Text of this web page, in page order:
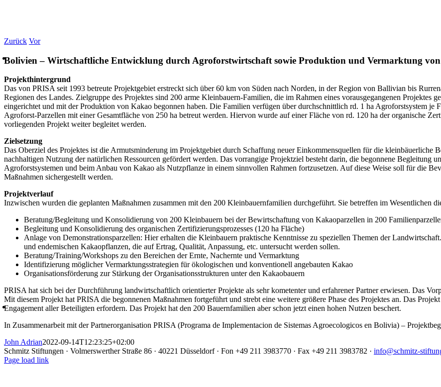
Zurück Vor
Bolivien – Wirtschaftliche Entwicklung durch Agroforstwirtschaft sowie Produktion und Vermarktung
Projekthintergrund
Das von PRISA seit 1993 betreute Projektgebiet erstreckt sich über 60 km von Süden nach Norden, in der Region von Ballivian bis
Regionen des Landes. Zielgruppe des Projektes sind 200 arme Kleinbauern-Familien, die im Rahmen eines vorausgegangenen Projektes
eingerichtet und mit der Produktion von Kakao begonnen haben. Die Familien verfügen über durchschnittlich rd. 1 ha Agroforstsystem je
Agroforst-Parzellen mit einer Gesamtfläche von 250 ha betreut werden. Hiervon wurde auf einer Fläche von rd. 120 ha der organische
vorliegenden Projekt weiter begleitet werden.
Zielsetzung
Das Oberziel des Projektes ist die Armutsminderung im Projektgebiet durch Schaffung neuer Einkommensquellen für die
nachhaltigen Nutzung der natürlichen Ressourcen gefördert werden. Das vorrangige Projektziel besteht darin, die begonnene Begleitung
Agroforstsystemen und beim Anbau von Kakao als Nutzpflanze in einem sinnvollen Rahmen fortzusetzen. Auf diese Weise soll für die
Maßnahmen sichergestellt werden.
Projektverlauf
Inzwischen wurden die geplanten Maßnahmen zusammen mit den 200 Kleinbauernfamilien durchgeführt. Sie betreffen im Wesentlichen
Beratung/Begleitung und Konsolidierung von 200 Kleinbauern bei der Bewirtschaftung von Kakaoparzellen in 200
Begleitung und Konsolidierung des organischen Zertifizierungsprozesses (120 ha Fläche)
Anlage von Demonstrationsparzellen: Hier erhalten die Kleinbauern praktische Kenntnisse zu speziellen Themen der
und endemischen Kakaopflanzen, die auf Ertrag, Qualität, Anpassung, etc. untersucht werden sollen.
Beratung/Training/Workshops zu den Bereichen der Ernte, Nachernte und Vermarktung
Identifizierung möglicher Vermarktungsstrategien für ökologischen und konventionell angebauten Kakao
Organisationsförderung zur Stärkung der Organisationsstrukturen unter den Kakaobauern
PRISA hat sich bei der Durchführung landwirtschaftlich orientierter Projekte als sehr kometenter und erfahrener Partner erwiesen. Das
Mit diesem Projekt hat PRISA die begonnenen Maßnahmen fortgeführt und strebt eine weitere größere Phase des Projektes an. Das
Engagement aller Beteiligten erfordern. Das Projekt hat den 200 Bauernfamilien aber schon jetzt einen hohen Nutzen beschert.
In Zusammenarbeit mit der Partnerorganisation PRISA (Programa de Implementacion de Sistemas Agroecologicos en Bolivia) –
John Adrian2022-09-14T12:23:25+02:00
Schmitz Stiftungen · Volmerswerther Straße 86 · 40221 Düsseldorf · Fon +49 211 3983770 · Fax +49 211 3983782 · info@schmitz-
Page load link